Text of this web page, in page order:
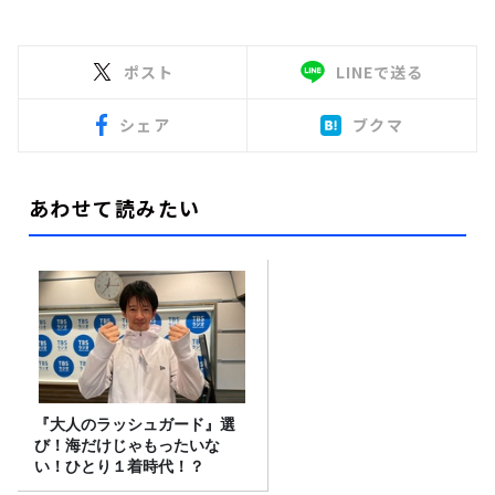
ポスト LINEで送る
シェア ブクマ
あわせて読みたい
『大人のラッシュガード』選
び！海だけじゃもったいな
い！ひとり１着時代！？